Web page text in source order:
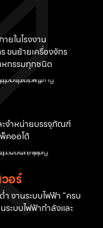
ยในโรงงาน
ขนย้ายเครื่องจักร
หกรรมทุกชนิด
ะจำหน่ายบรรจุภัณฑ์
คออโต้
อร์
งานระบบไฟฟ้า “ครบ
ะบบไฟฟ้ากำลังและ